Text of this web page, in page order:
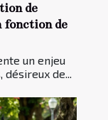
de
fonction de
un enjeu
de...